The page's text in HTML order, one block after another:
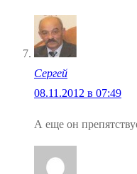
Сергей
08.11.2012 в 07:49
А еще он